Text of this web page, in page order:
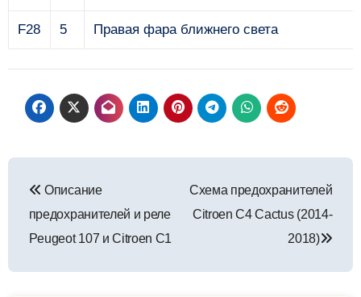
F28 5 Правая фара ближнего света
по
записям
Описание
предохранителей и реле
Peugeot 107 и Citroen C1
Схема предохранителей
Citroen C4 Cactus (2014-
2018)